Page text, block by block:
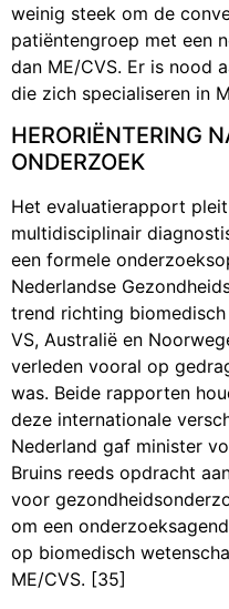
weinig steek om de
patiëntengroep met een
dan ME/CVS. Er is nood
die zich specialiseren in
HERORIËNTERING
ONDERZOEK
Het evaluatierapport
multidisciplinair
een formele
Nederlandse
trend richting
VS, Australië en
verleden vooral op
was. Beide rapporten
deze internationale
Nederland gaf minister
Bruins reeds opdracht
voor
om een
op biomedisch
ME/CVS. [35]